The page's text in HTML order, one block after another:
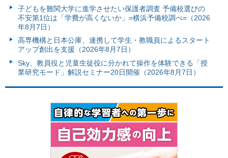
子どもを難関大学に進学させたい保護者調査 予備校選びの
不安第1位は「学費が高くないか」=横浜予備校調べ=（2026
年8月7日）
高専機構と日本公庫、連携して学生・教職員によるスタート
アップ創出を支援（2026年8月7日）
Sky、教員役と児童生徒役に分かれて操作を体験できる「授
業研究モード」解説セミナー20日開催（2026年8月7日）